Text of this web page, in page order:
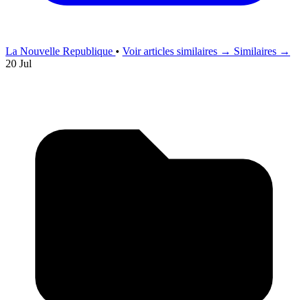
La Nouvelle Republique • Voir articles similaires → Similaires →
20 Jul